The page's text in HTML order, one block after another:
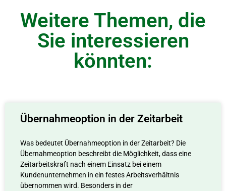
Weitere Themen, die
Sie interessieren
könnten:
Übernahmeoption in der Zeitarbeit
Was bedeutet Übernahmeoption in der Zeitarbeit? Die
Übernahmeoption beschreibt die Möglichkeit, dass eine
Zeitarbeitskraft nach einem Einsatz bei einem
Kundenunternehmen in ein festes Arbeitsverhältnis
übernommen wird. Besonders in der